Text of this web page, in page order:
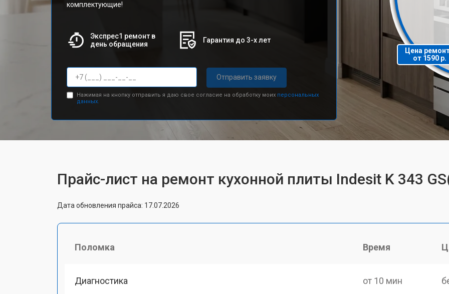
комплектующие!
Экспрес1 ремонт в
день обращения
Гарантия до 3-х лет
Отправить заявку
Нажимая на кнопку отправить я даю свое согласие на обработку моих персональных
данных.
Цена
от 1590 р.
Прайс-лист на ремонт кухонной плиты Indesit K 343
Дата обновления прайса: 17.07.2026
Поломка Время
Диагностика от 10 мин